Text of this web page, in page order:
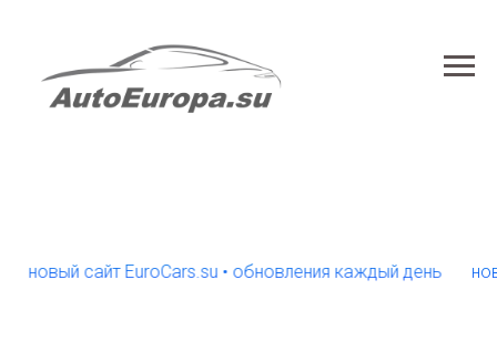
сайт EuroCars.su • обновления каждый день новый